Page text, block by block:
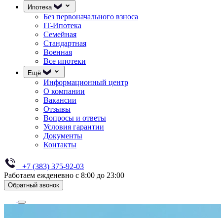
Ипотека
Без первоначального взноса
IT-Ипотека
Семейная
Стандартная
Военная
Все ипотеки
Ещё
Информационный центр
О компании
Вакансии
Отзывы
Вопросы и ответы
Условия гарантии
Документы
Контакты
+7 (383) 375-92-03
Работаем ежденевно с 8:00 до 23:00
Обратный звонок